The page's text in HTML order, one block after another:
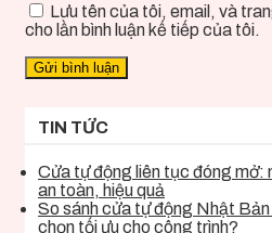
Lưu tên của tôi, email, và
cho lần bình luận kế tiếp của tôi.
TIN TỨC
Cửa tự động liên tục đóng mở:
an toàn, hiệu quả
So sánh cửa tự động Nhật
chọn tối ưu cho công trình?